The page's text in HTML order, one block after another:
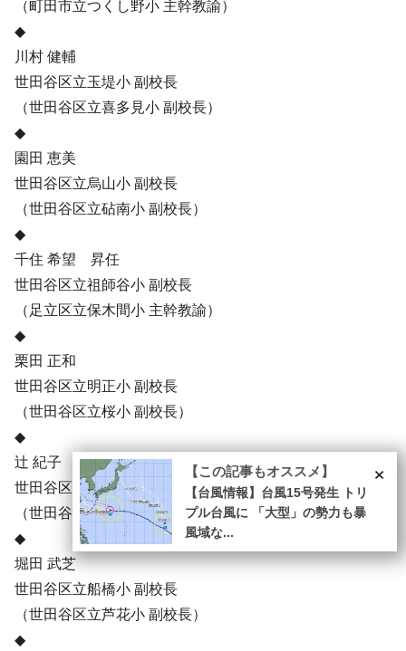
（町田市立つくし野小 主幹教諭）
◆
川村 健輔
世田谷区立玉堤小 副校長
（世田谷区立喜多見小 副校長）
◆
園田 恵美
世田谷区立烏山小 副校長
（世田谷区立砧南小 副校長）
◆
千住 希望 昇任
世田谷区立祖師谷小 副校長
（足立区立保木間小 主幹教諭）
◆
栗田 正和
世田谷区立明正小 副校長
（世田谷区立桜小 副校長）
◆
辻 紀子
世田谷区立芦花小 副校長
（世田谷区立東深沢小 副校長）
◆
堀田 武芝
世田谷区立船橋小 副校長
（世田谷区立芦花小 副校長）
◆
×
【この記事もオススメ】
【台風情報】台風15号発生 トリ
プル台風に 「大型」の勢力も暴
風域な...